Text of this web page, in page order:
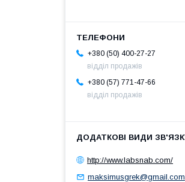
+380 (50) 400-27-27
відділ продажів
+380 (57) 771-47-66
відділ продажів
http://www.labsnab.com/
maksimusgrek@gmail.com